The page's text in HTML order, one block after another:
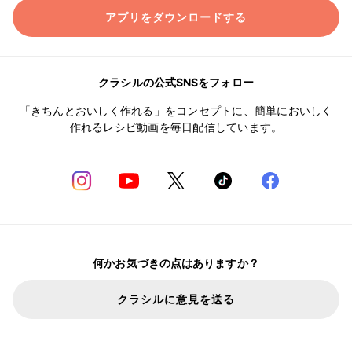
アプリをダウンロードする
クラシルの公式SNSをフォロー
「きちんとおいしく作れる」をコンセプトに、簡単においしく
作れるレシピ動画を毎日配信しています。
何かお気づきの点はありますか？
クラシルに意見を送る